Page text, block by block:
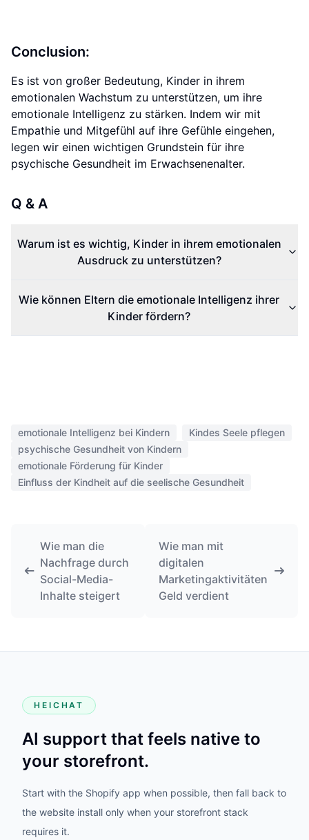
Conclusion:
Es ist von großer Bedeutung, Kinder in ihrem
emotionalen Wachstum zu unterstützen, um ihre
emotionale Intelligenz zu stärken. Indem wir mit
Empathie und Mitgefühl auf ihre Gefühle eingehen,
legen wir einen wichtigen Grundstein für ihre
psychische Gesundheit im Erwachsenenalter.
Q & A
Warum ist es wichtig, Kinder in ihrem emotionalen
Ausdruck zu unterstützen?
Wie können Eltern die emotionale Intelligenz ihrer
Kinder fördern?
emotionale Intelligenz bei Kindern
Kindes Seele pflegen
psychische Gesundheit von Kindern
emotionale Förderung für Kinder
Einfluss der Kindheit auf die seelische Gesundheit
Wie man die
Nachfrage durch
Social-Media-
Inhalte steigert
Wie man mit
digitalen
Marketingaktivitäten
Geld verdient
HEICHAT
AI support that feels native to
your storefront.
Start with the Shopify app when possible, then fall back to
the website install only when your storefront stack
requires it.